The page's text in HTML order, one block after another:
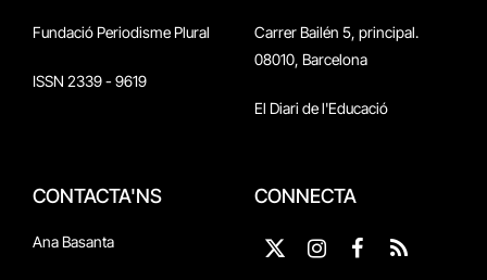
Fundació Periodisme Plural
ISSN 2339 - 9619
Carrer Bailén 5, principal.
08010, Barcelona
El Diari de l'Educació
CONTACTA'NS
Ana Basanta
CONNECTA
X
Instagram
Facebook
RSS